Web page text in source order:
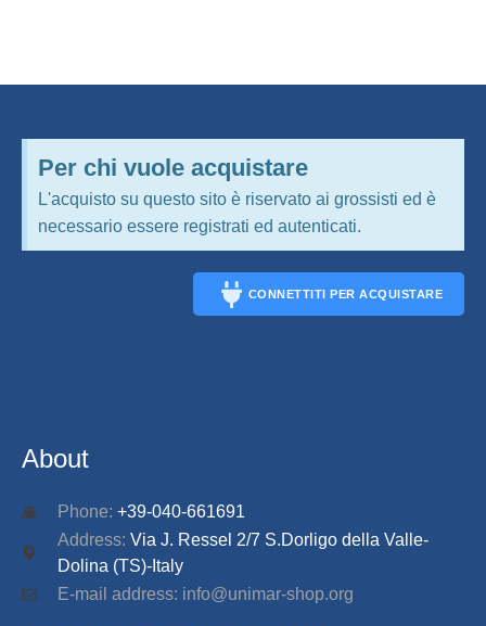
Per chi vuole acquistare
L'acquisto su questo sito è riservato ai grossisti ed è
necessario essere registrati ed autenticati.
CONNETTITI PER ACQUISTARE
About
Phone: +39-040-661691
Address: Via J. Ressel 2/7 S.Dorligo della Valle-
Dolina (TS)-Italy
E-mail address: info@unimar-shop.org